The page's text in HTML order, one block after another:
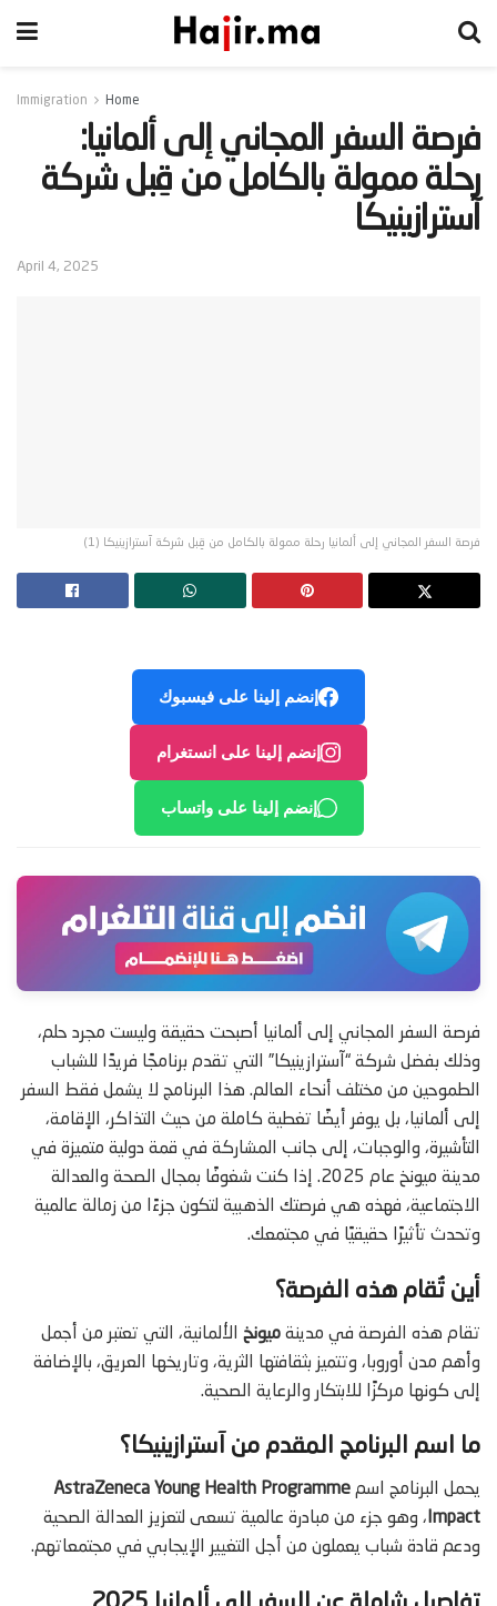
Home
Immigration
‫فرصة السفر المجاني إلى ألمانيا:
رحلة ممولة بالكامل من قِبل شركة
آسترازينيكا‬
April 4, 2025
فرصة السفر المجاني إلى ألمانيا رحلة ممولة بالكامل من قِبل شركة آسترازينيكا (1)
إنضم إلينا على فيسبوك
إنضم إلينا على انستغرام
إنضم إلينا على واتساب
فرصة السفر المجاني إلى ألمانيا أصبحت حقيقة وليست مجرد حلم،
وذلك بفضل شركة “آسترازينيكا” التي تقدم برنامجًا فريدًا للشباب
الطموحين من مختلف أنحاء العالم. هذا البرنامج لا يشمل فقط السفر
إلى ألمانيا، بل يوفر أيضًا تغطية كاملة من حيث التذاكر، الإقامة،
التأشيرة، والوجبات، إلى جانب المشاركة في قمة دولية متميزة في
مدينة ميونخ عام 2025. إذا كنت شغوفًا بمجال الصحة والعدالة
الاجتماعية، فهذه هي فرصتك الذهبية لتكون جزءًا من زمالة عالمية
وتحدث تأثيرًا حقيقيًا في مجتمعك.
أين تُقام هذه الفرصة؟
تقام هذه الفرصة في مدينة ميونخ الألمانية، التي تعتبر من أجمل
وأهم مدن أوروبا، وتتميز بثقافتها الثرية، وتاريخها العريق، بالإضافة
إلى كونها مركزًا للابتكار والرعاية الصحية.
ما اسم البرنامج المقدم من آسترازينيكا؟
يحمل البرنامج اسم AstraZeneca Young Health Programme
Impact ، وهو جزء من مبادرة عالمية تسعى لتعزيز العدالة الصحية
ودعم قادة شباب يعملون من أجل التغيير الإيجابي في مجتمعاتهم.